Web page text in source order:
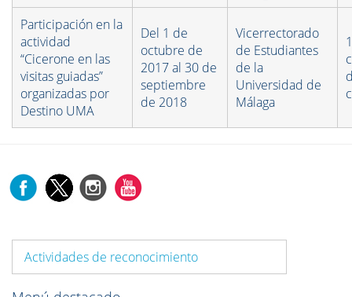
Participación en la
actividad
“Cicerone en las
visitas guiadas”
organizadas por
Destino UMA
Del 1 de
octubre de
2017 al 30 de
septiembre
de 2018
Vicerrectorado
de Estudiantes
de la
Universidad de
Málaga
Actividades de reconocimiento